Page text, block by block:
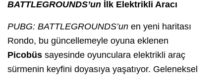
BATTLEGROUNDS’un İlk Elektrikli Aracı
PUBG: BATTLEGROUNDS’un en yeni haritası
Rondo, bu güncellemeyle oyuna eklenen
Picobüs sayesinde oyunculara elektrikli araç
sürmenin keyfini doyasıya yaşatıyor. Geleneksel